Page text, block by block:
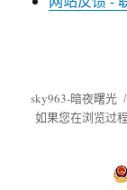
sky963-暗夜曙光
如果您在浏览过